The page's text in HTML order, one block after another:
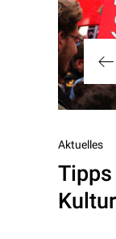
Aktuelles